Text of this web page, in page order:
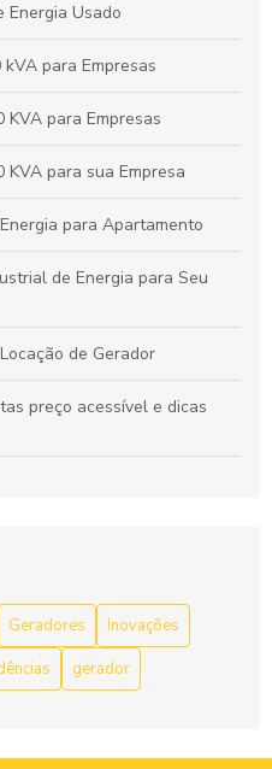
O Que Influencia os
e Confiabilidade para Seu
Energia Usado
para Empresas
para Empresas
para sua Empresa
para Apartamento
de Energia para Seu
de Gerador
preço acessível e dicas
Preço Justo
e Vantagens que Você
Geradores
Inovações
gerador